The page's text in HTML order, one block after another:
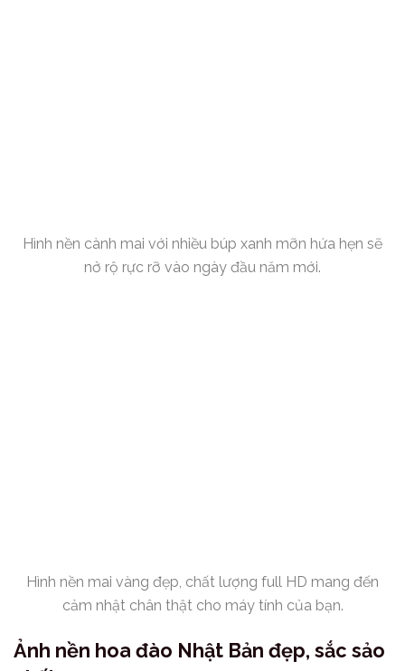
Hình nền cành mai với nhiều búp xanh mỡn hứa hẹn sẽ
nở rộ rực rỡ vào ngày đầu năm mới.
Hình nền mai vàng đẹp, chất lượng full HD mang đến
cảm nhật chân thật cho máy tính của bạn.
Ảnh nền hoa đào Nhật Bản đẹp, sắc sảo